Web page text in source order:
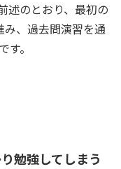
述のとおり、最初の
、過去問演習を通
。
勉強してしまう